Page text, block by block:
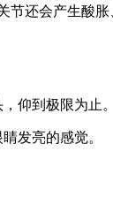
还会产生酸
仰到极限为止
发亮的感觉。